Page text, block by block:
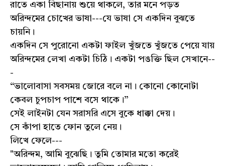
রাতে একা বিছানায় শুয়ে থাকলে, তার মনে পড়ত
অরিন্দমের চোখের ভাষা---যে ভাষা সে একদিন বুঝতে
চায়নি।
একদিন সে পুরোনো একটা ফাইল খুঁজতে খুঁজতে পেয়ে যায়
অরিন্দমের লেখা একটা চিঠি। একটা পঙক্তি ছিল সেখানে--
-
“ভালোবাসা সবসময় জোরে বলে না। কোনো কোনোটা
কেবল চুপচাপ পাশে বসে থাকে।”
সেই লাইনটা যেন সরাসরি এসে বুকে ধাক্কা দেয়।
সে কাঁপা হাতে ফোন তুলে নেয়।
লিখে ফেলে---
"অরিন্দম, আমি বুঝেছি। তুমি তোমার মতো করেই